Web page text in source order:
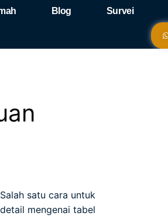
Blog Survei
satu cara untuk
mengenai tabel